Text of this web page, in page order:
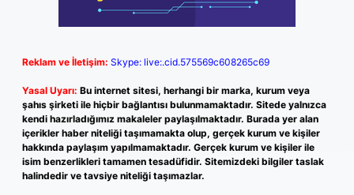
Reklam ve İletişim: Skype: live:.cid.575569c608265c69
Yasal Uyarı: Bu internet sitesi, herhangi bir marka, kurum veya
şahıs şirketi ile hiçbir bağlantısı bulunmamaktadır. Sitede yalnızca
kendi hazırladığımız makaleler paylaşılmaktadır. Burada yer alan
içerikler haber niteliği taşımamakta olup, gerçek kurum ve kişiler
hakkında paylaşım yapılmamaktadır. Gerçek kurum ve kişiler ile
isim benzerlikleri tamamen tesadüfidir. Sitemizdeki bilgiler taslak
halindedir ve tavsiye niteliği taşımazlar.